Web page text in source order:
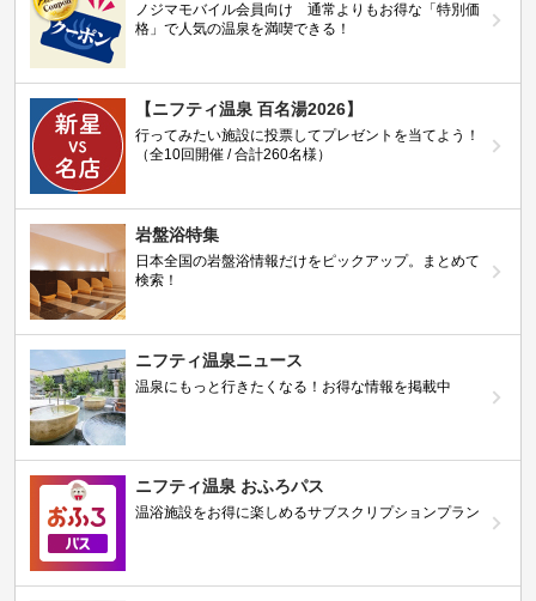
ノジマモバイル会員向け 通常よりもお得な「特別価
格」で人気の温泉を満喫できる！
【ニフティ温泉 百名湯2026】
行ってみたい施設に投票してプレゼントを当てよう！
（全10回開催 / 合計260名様）
岩盤浴特集
日本全国の岩盤浴情報だけをピックアップ。まとめて
検索！
ニフティ温泉ニュース
温泉にもっと行きたくなる！お得な情報を掲載中
ニフティ温泉 おふろパス
温浴施設をお得に楽しめるサブスクリプションプラン